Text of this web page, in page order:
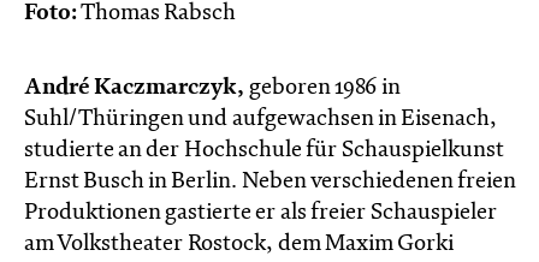
Foto:Thomas Rabsch
André Kaczmarczyk, geboren 1986 in
Suhl/Thüringen und aufgewachsen in Eisenach,
studierte an der Hochschule für Schauspielkunst
Ernst Busch in Berlin. Neben verschiedenen freien
Produktionen gastierte er als freier Schauspieler
am Volkstheater Rostock, dem Maxim Gorki